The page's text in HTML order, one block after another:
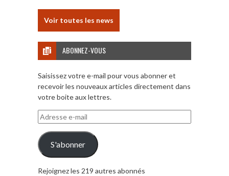
Voir toutes les news
ABONNEZ-VOUS
Saisissez votre e-mail pour vous abonner et
recevoir les nouveaux articles directement dans
votre boite aux lettres.
Adresse
e-
mail
S'abonner
Rejoignez les 219 autres abonnés